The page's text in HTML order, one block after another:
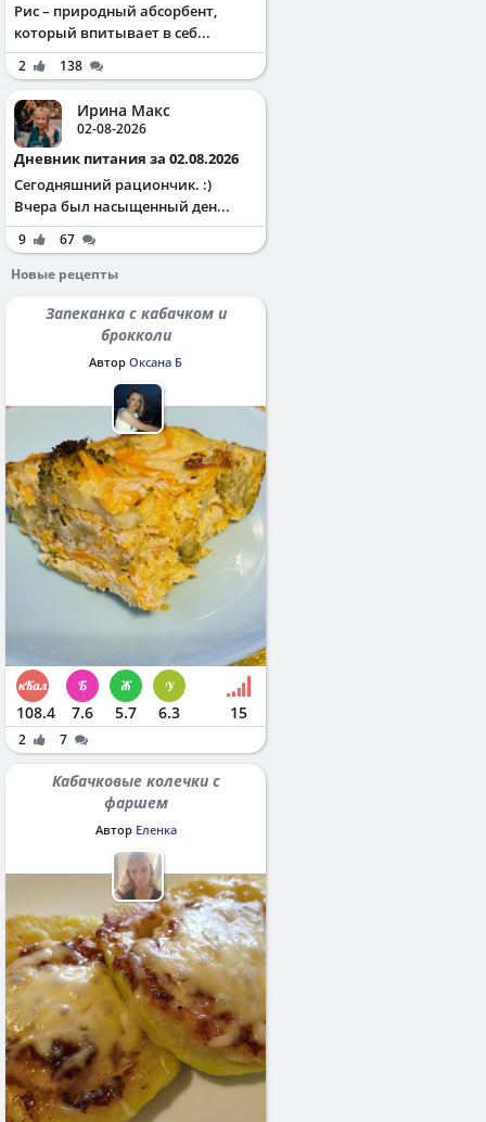
Рис – природный абсорбент,
который впитывает в себ...
2 138
Ирина Макс
02-08-2026
Дневник питания за 02.08.2026
Сегодняшний рациончик. :)
Вчера был насыщенный ден...
9
67
Новые рецепты
Запеканка с кабачком и
брокколи
Автор Оксана Б
108.4 7.6 5.7 6.3 15
2 7
Кабачковые колечки с
фаршем
Автор Еленка